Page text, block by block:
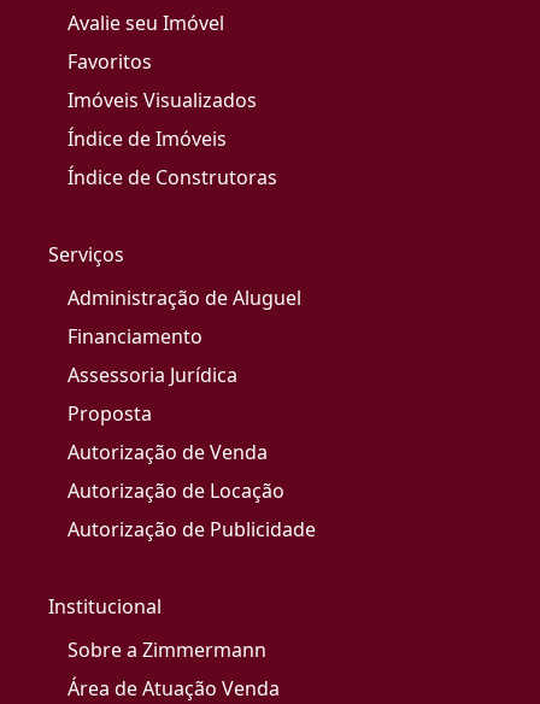
Avalie seu Imóvel
Favoritos
Imóveis Visualizados
Índice de Imóveis
Índice de Construtoras
Serviços
Administração de Aluguel
Financiamento
Assessoria Jurídica
Proposta
Autorização de Venda
Autorização de Locação
Autorização de Publicidade
Institucional
Sobre a Zimmermann
Área de Atuação Venda